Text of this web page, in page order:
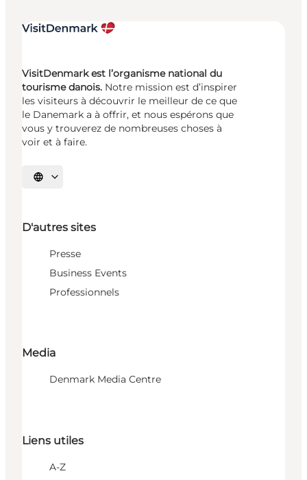
VisitDenmark est l’organisme national du
tourisme danois. Notre mission est d’inspirer
les visiteurs à découvrir le meilleur de ce que
le Danemark a à offrir, et nous espérons que
vous y trouverez de nombreuses choses à
voir et à faire.
Choisissez la langue
D'autres sites
Presse
Business Events
Professionnels
Media
Denmark Media Centre
Liens utiles
A-Z